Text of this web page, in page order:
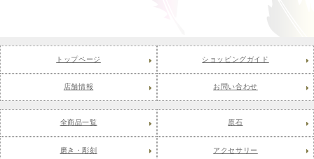
トップページ ショッピングガイド
店舗情報 お問い合わせ
全商品一覧 原石
磨き・彫刻 アクセサリー